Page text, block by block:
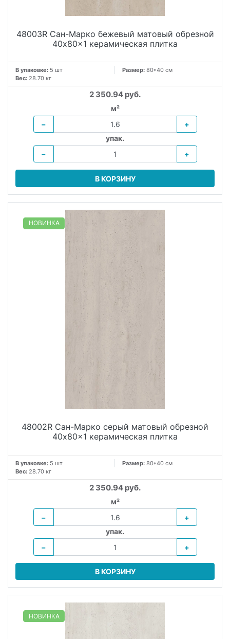
48003R Сан-Марко бежевый матовый обрезной
40x80x1 керамическая плитка
В упаковке: 5 шт Размер: 80*40 см
Вес: 28.70 кг
2 350.94 руб.
м²
−
+
упак.
−
+
В КОРЗИНУ
НОВИНКА
48002R Сан-Марко серый матовый обрезной
40x80x1 керамическая плитка
В упаковке: 5 шт Размер: 80*40 см
Вес: 28.70 кг
2 350.94 руб.
м²
−
+
упак.
−
+
В КОРЗИНУ
НОВИНКА